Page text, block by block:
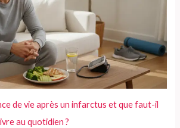
de vie après un infarctus et que faut-il
au quotidien ?